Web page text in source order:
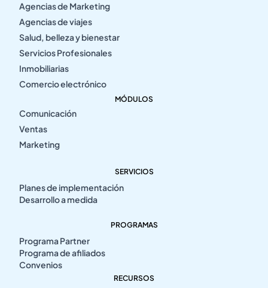
Agencias de Marketing
Agencias de viajes
Salud, belleza y bienestar
Servicios Profesionales
Inmobiliarias
Comercio electrónico
MÓDULOS
Comunicación
Ventas
Marketing
SERVICIOS
Planes de implementación
Desarrollo a medida
PROGRAMAS
Programa Partner
Programa de afiliados
Convenios
RECURSOS